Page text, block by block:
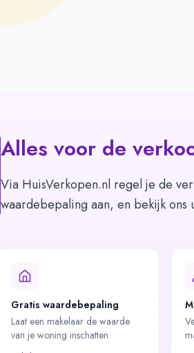
Alles voor de
Via HuisVerkopen.nl regel je de
waardebepaling aan, en bekijk
Gratis waardebepaling
Laat een makelaar de waarde
van je woning inschatten.